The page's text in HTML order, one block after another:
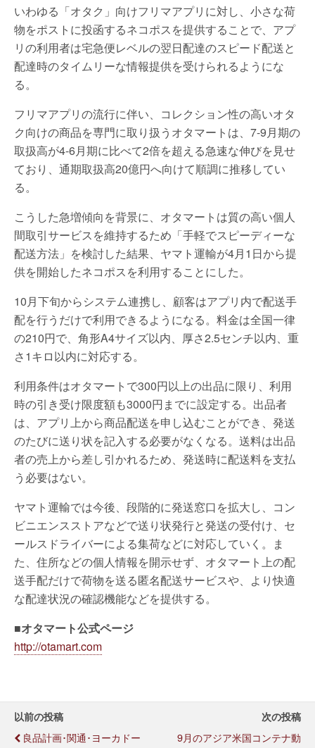
いわゆる「オタク」向けフリマアプリに対し、小さな荷
物をポストに投函するネコポスを提供することで、アプ
リの利用者は宅急便レベルの翌日配達のスピード配送と
配達時のタイムリーな情報提供を受けられるようにな
る。
フリマアプリの流行に伴い、コレクション性の高いオタ
ク向けの商品を専門に取り扱うオタマートは、7-9月期の
取扱高が4-6月期に比べて2倍を超える急速な伸びを見せ
ており、通期取扱高20億円へ向けて順調に推移してい
る。
こうした急増傾向を背景に、オタマートは質の高い個人
間取引サービスを維持するため「手軽でスピーディーな
配送方法」を検討した結果、ヤマト運輸が4月1日から提
供を開始したネコポスを利用することにした。
10月下旬からシステム連携し、顧客はアプリ内で配送手
配を行うだけで利用できるようになる。料金は全国一律
の210円で、角形A4サイズ以内、厚さ2.5センチ以内、重
さ1キロ以内に対応する。
利用条件はオタマートで300円以上の出品に限り、利用
時の引き受け限度額も3000円までに設定する。出品者
は、アプリ上から商品配送を申し込むことができ、発送
のたびに送り状を記入する必要がなくなる。送料は出品
者の売上から差し引かれるため、発送時に配送料を支払
う必要はない。
ヤマト運輸では今後、段階的に発送窓口を拡大し、コン
ビニエンスストアなどで送り状発行と発送の受付け、セ
ールスドライバーによる集荷などに対応していく。ま
た、住所などの個人情報を開示せず、オタマート上の配
送手配だけで荷物を送る匿名配送サービスや、より快適
な配達状況の確認機能などを提供する。
■オタマート公式ページ
http://otamart.com
以前の投稿
良品計画･関通･ヨーカドー
次の投稿
9月のアジア米国コンテナ動